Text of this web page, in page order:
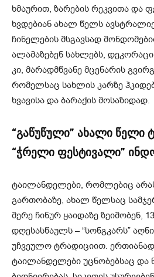
ხმაურით, ზარების რეკვითა და
ხვდებიან ახალ წელს
ჩინელების მსგავსად
ალამაზებენ სახლებს,
კი, მარადმწვანე მცენარის
რომელსაც სახლის კარზე
ხვავისა და ბარაქის მოსაზიდად.
“გაწუწული” ახალი წელი
“ჭრელი ფესტივალი”
ტაილანდელები, რომლებიც
გართობაზე, ახალ წელსაც
მერე ჩინურ ყაიდაზე ზეიმობენ,
დღესასწაულს – “სონგკარს”
უჩვეულო ტრადიციით.
ტაილანდელები უცნობებსაც და